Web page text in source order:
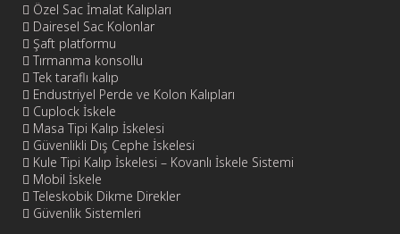
Özel Sac İmalat Kalıpları
Dairesel Sac Kolonlar
Şaft platformu
Tırmanma konsollu
Tek taraflı kalıp
Endustriyel Perde ve Kolon Kalıpları
Cuplock İskele
Masa Tipi Kalıp İskelesi
Güvenlikli Dış Cephe İskelesi
Kule Tipi Kalıp İskelesi – Kovanlı İskele Sistemi
Mobil İskele
Teleskobik Dikme Direkler
Güvenlik Sistemleri